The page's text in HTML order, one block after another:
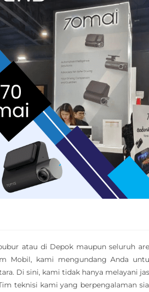
atau di Depok maupun seluruh
Mobil, kami mengundang Anda
Di sini, kami tidak hanya melayani
teknisi kami yang berpengalaman